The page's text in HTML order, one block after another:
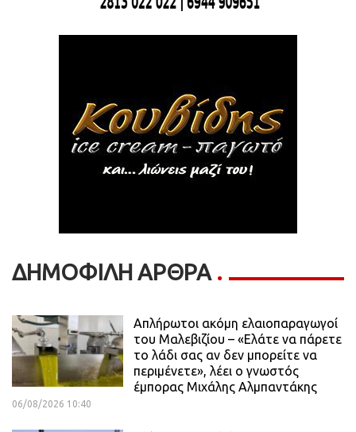
ΔΗΜΟΦΙΛΗ ΑΡΘΡΑ
Απλήρωτοι ακόμη ελαιοπαραγωγοί
του Μαλεβιζίου – «Ελάτε να πάρετε
το λάδι σας αν δεν μπορείτε να
περιμένετε», λέει ο γνωστός
έμπορας Μιχάλης Αλμπαντάκης
06/08/2026 10:40